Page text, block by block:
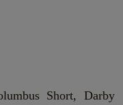
Short, Darby